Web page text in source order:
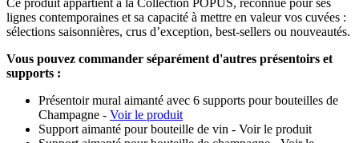
Ce produit appartient à la Collection POPUS, reconnue pour ses
lignes contemporaines et sa capacité à mettre en valeur vos cuvées :
sélections saisonnières, crus d’exception, best-sellers ou nouveautés.
Vous pouvez commander séparément d'autres présentoirs et
supports :
Présentoir mural aimanté avec 6 supports pour bouteilles de
Champagne - Voir le produit
Support aimanté pour bouteille de vin - Voir le produit